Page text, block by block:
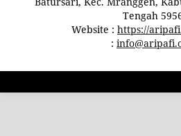
Tengah
Website : https://
: